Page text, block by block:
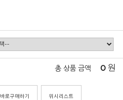
총 상품 금액 0 원
바로구매하기 위시리스트